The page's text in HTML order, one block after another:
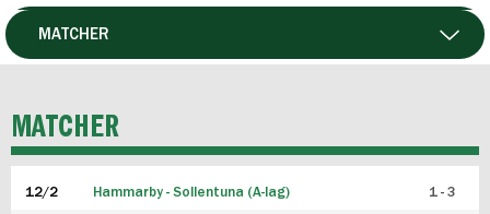
DAM
P19
F19
MATCHER
MATCHER
12/2 Hammarby - Sollentuna (A-lag) 1 - 3